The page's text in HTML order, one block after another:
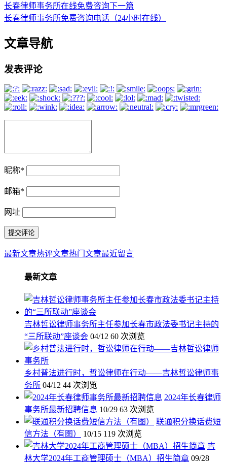
长春律师事务所在线免费咨询下一篇
长春律师事务所免费咨询电话（24小时在线）
文章导航
发表评论
昵称*
邮箱*
网址
最新文章热评文章热门文章最近留言
最新文章
吉林哲讼律师事务所主任参加长春市政法委书记主持的
“三所联动”座谈会 04/12 60 次浏览
乡村普法进行时，哲讼律师在行动——吉林哲讼律师事
务所 04/12 44 次浏览
2024年长春律师
事务所最新招聘信息 10/29 63 次浏览
联通积分换话费短
信方法（有图）
10/15 119 次浏览
吉
林大学2024年工商管理硕士（MBA）招生简章 09/28